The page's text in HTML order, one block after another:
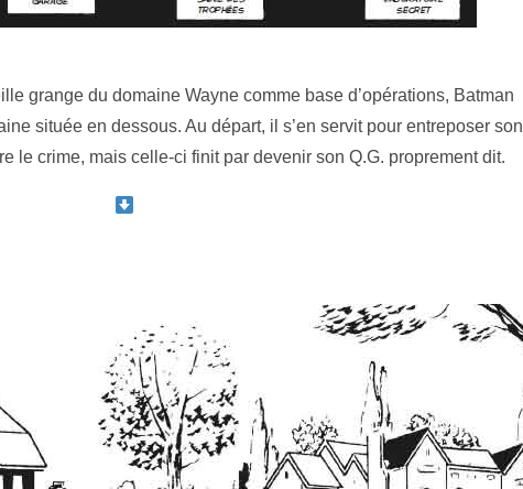
grange du domaine Wayne comme base d’opérations, Batman
située en dessous. Au départ, il s’en servit pour entreposer son
le crime, mais celle-ci finit par devenir son Q.G. proprement dit.